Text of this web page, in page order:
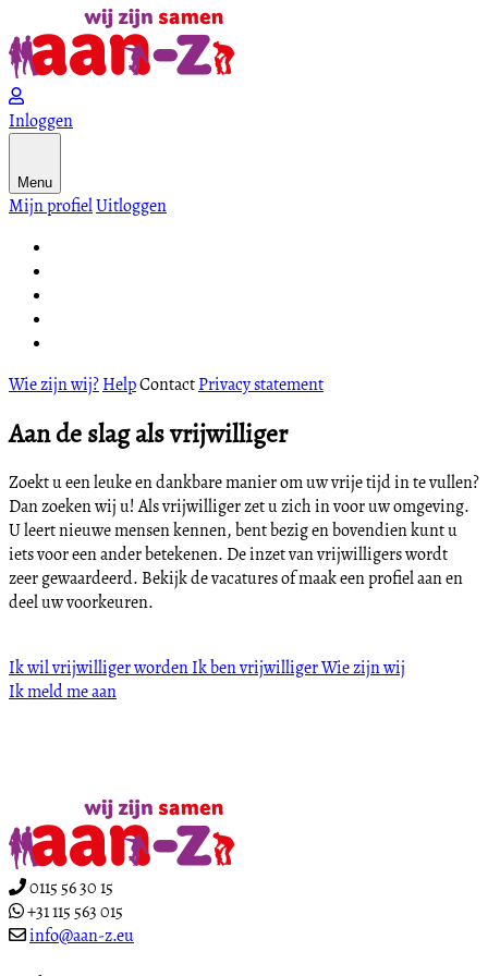
Inloggen
Menu
Mijn profielUitloggen
Wie zijn wij?HelpContactPrivacy statement
Aan de slag als vrijwilliger
Zoekt u een leuke en dankbare manier om uw vrije tijd in te vullen?
Dan zoeken wij u! Als vrijwilliger zet u zich in voor uw omgeving.
U leert nieuwe mensen kennen, bent bezig en bovendien kunt u
iets voor een ander betekenen. De inzet van vrijwilligers wordt
zeer gewaardeerd. Bekijk de vacatures of maak een profiel aan en
deel uw voorkeuren.
Ik wil vrijwilliger wordenIk ben vrijwilligerWie zijn wij
Ik meld me aan
0115 56 30 15
+31 115 563 015
info@aan-z.eu